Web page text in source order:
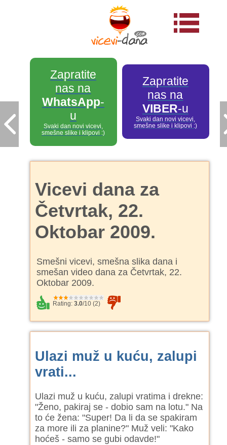
Zapratite
nas na
WhatsApp-
u
Svaki dan novi vicevi,
smešne slike i klipovi :)
Zapratite
nas na
VIBER-u
Svaki dan novi vicevi,
smešne slike i klipovi :)
Vicevi dana za
Četvrtak, 22.
Oktobar 2009.
Smešni vicevi, smešna slika dana i
smešan video dana za Četvrtak, 22.
Oktobar 2009.
Rating:3.0/10 (2)
Ulazi muž u kuću, zalupi
vrati...
Ulazi muž u kuću, zalupi vratima i drekne:
"Ženo, pakiraj se - dobio sam na lotu." Na
to će žena: "Super! Da li da se spakiram
za more ili za planine?" Muž veli: "Kako
hoćeš - samo se gubi odavde!"